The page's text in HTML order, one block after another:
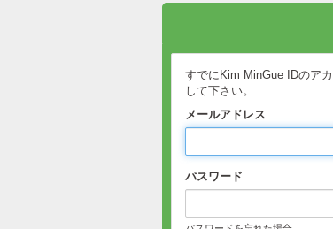
すでにKim MinGue IDのア
して下さい。
メールアドレス
パスワード